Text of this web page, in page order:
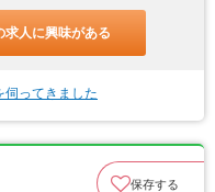
求人に興味がある
伺ってきました
保存する